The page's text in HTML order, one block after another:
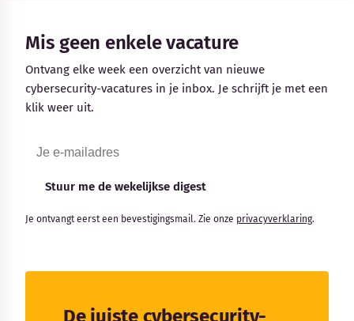
Mis geen enkele vacature
Ontvang elke week een overzicht van nieuwe
cybersecurity-vacatures in je inbox. Je schrijft je met een
klik weer uit.
Stuur me de wekelijkse digest
Je ontvangt eerst een bevestigingsmail. Zie onze privacyverklaring.
De juiste cybersecurity-